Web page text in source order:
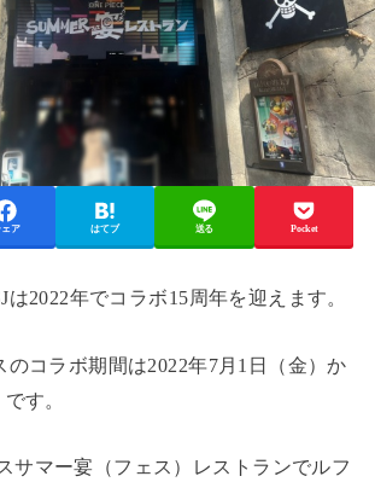
ェア はてブ 送る Pocket
は2022年でコラボ15周年を迎えます。
のコラボ期間は2022年7月1日（金）か
す。
サマー宴（フェス）レストランでルフ